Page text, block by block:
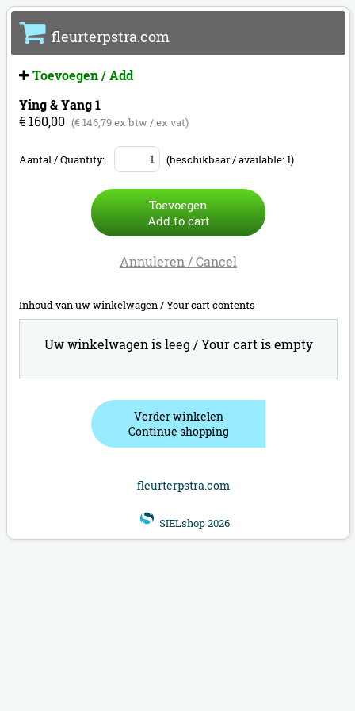
fleurterpstra.com
Toevoegen / Add
Ying & Yang 1
€ 160,00 (€ 146,79 ex btw / ex vat)
Aantal / Quantity: (beschikbaar / available: 1)
Toevoegen
Add to cart
Annuleren / Cancel
Inhoud van uw winkelwagen /Your cart contents
Uw winkelwagen is leeg / Your cart is empty
Verder winkelen
Continue shopping
fleurterpstra.com
SIELshop 2026